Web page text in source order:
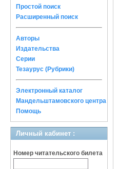
Простой поиск
Расширенный поиск
Авторы
Издательства
Серии
Тезаурус (Рубрики)
Электронный каталог
Мандельштамовского центра
Помощь
Личный кабинет :
Номер читательского билета